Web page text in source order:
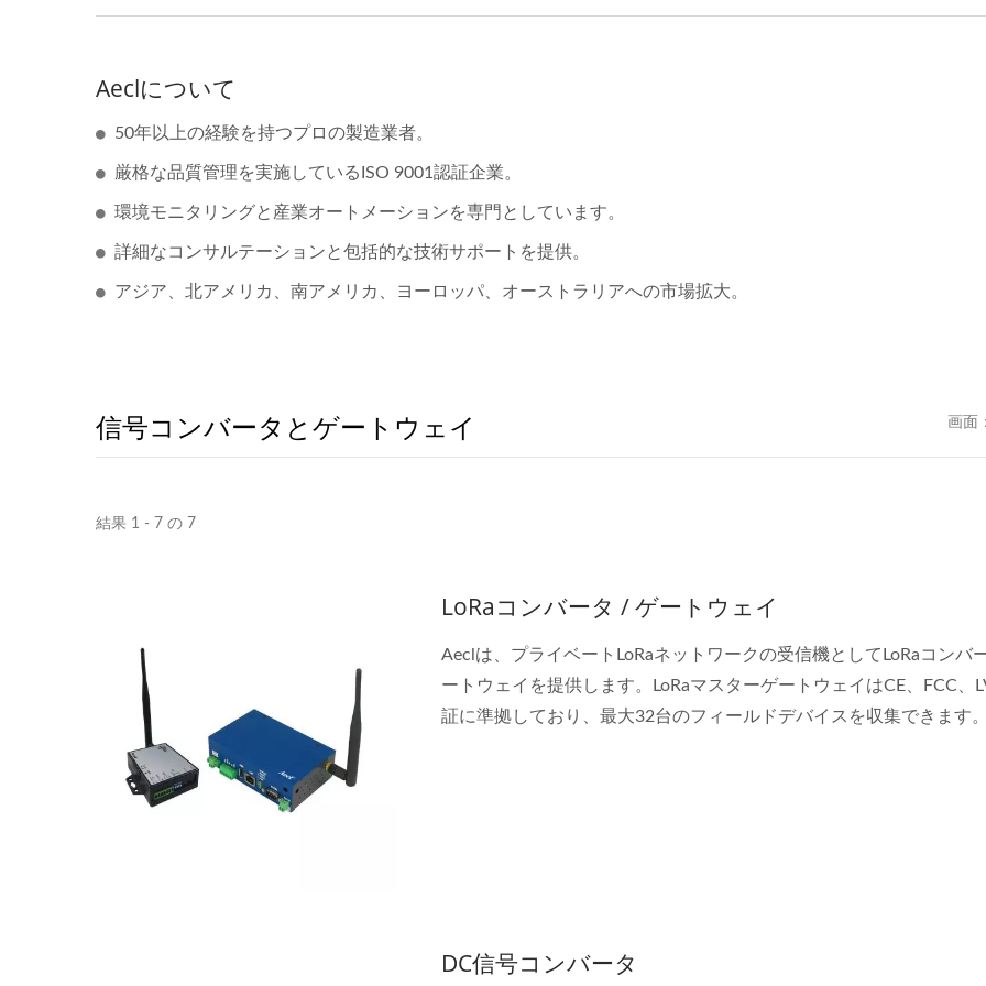
Aeclについて
50年以上の経験を持つプロの製造業者。
厳格な品質管理を実施しているISO 9001認証企業。
環境モニタリングと産業オートメーションを専門としています。
詳細なコンサルテーションと包括的な技術サポートを提供。
アジア、北アメリカ、南アメリカ、ヨーロッパ、オーストラリアへの市場拡大。
信号コンバータとゲートウェイ 画面
結果 1 - 7 の 7
LoRaコンバータ / ゲートウェイ
Aeclは、プライベートLoRaネットワークの受信機としてLoRaコンバ
ートウェイを提供します。LoRaマスターゲートウェイはCE、FCC、
証に準拠しており、最大32台のフィールドデバイスを収集できます
DC信号コンバータ